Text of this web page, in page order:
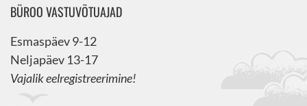
BÜROO VASTUVÕTUAJAD
Esmaspäev 9-12
Neljapäev 13-17
Vajalik eelregistreerimine!